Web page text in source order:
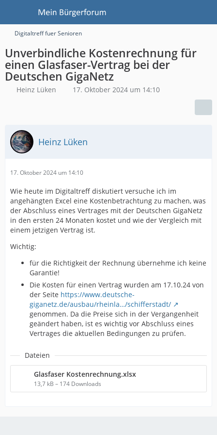
Digitaltreff fuer Senioren
Unverbindliche Kostenrechnung für
einen Glasfaser-Vertrag bei der
Deutschen GigaNetz
Heinz Lüken 17. Oktober 2024 um 14:10
Heinz Lüken
17. Oktober 2024 um 14:10
Wie heute im Digitaltreff diskutiert versuche ich im
angehängten Excel eine Kostenbetrachtung zu machen, was
der Abschluss eines Vertrages mit der Deutschen GigaNetz
in den ersten 24 Monaten kostet und wie der Vergleich mit
einem jetzigen Vertrag ist.
Wichtig:
für die Richtigkeit der Rechnung übernehme ich keine
Garantie!
Die Kosten für einen Vertrag wurden am 17.10.24 von
der Seite https://www.deutsche-
giganetz.de/ausbau/rheinla…/schifferstadt/
genommen. Da die Preise sich in der Vergangenheit
geändert haben, ist es wichtig vor Abschluss eines
Vertrages die aktuellen Bedingungen zu prüfen.
Dateien
Glasfaser Kostenrechnung.xlsx
13,7 kB – 174 Downloads